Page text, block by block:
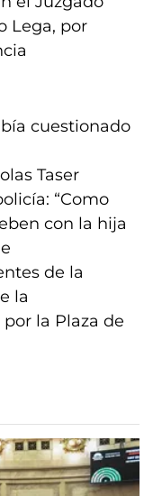
Lega, por
cuestionado
Taser
“Como
con la hija
de la
la
la Plaza de